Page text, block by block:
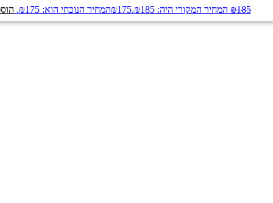
₪185 המחיר המקורי היה: ₪185. ₪175 המחיר הנוכחי הוא: ₪175.